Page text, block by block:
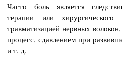
Часто боль является
терапии или
травматизацией нервных
процесс, сдавлением при
и т. д.